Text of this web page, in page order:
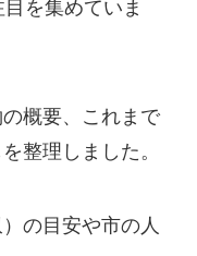
を集めていま
概要、これまで
整理しました。
の目安や市の人